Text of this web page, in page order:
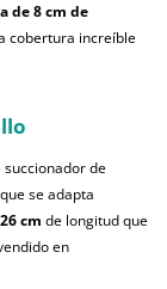
de 8 cm de
cobertura increíble
de
se adapta
cm de longitud que
en